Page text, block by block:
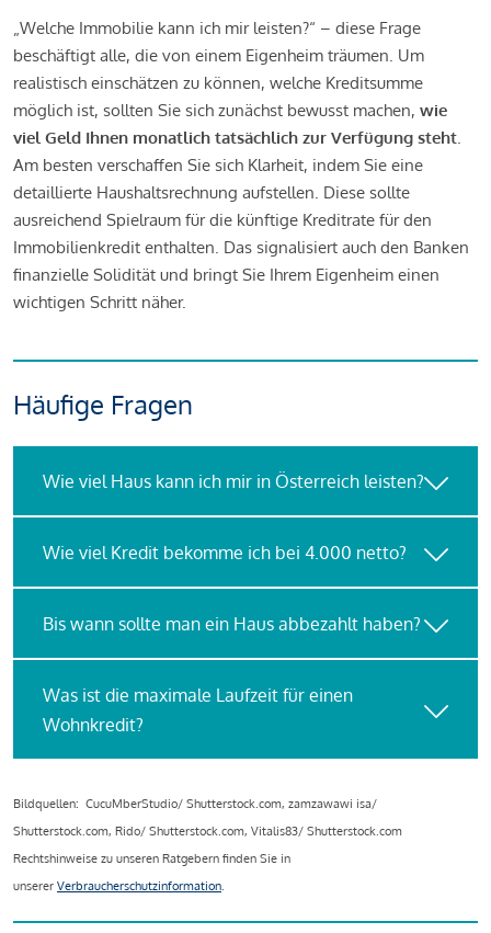
„Welche Immobilie kann ich mir leisten?“ – diese Frage
beschäftigt alle, die von einem Eigenheim träumen. Um
realistisch einschätzen zu können, welche Kreditsumme
möglich ist, sollten Sie sich zunächst bewusst machen, wie
viel Geld Ihnen monatlich tatsächlich zur Verfügung steht.
Am besten verschaffen Sie sich Klarheit, indem Sie eine
detaillierte Haushaltsrechnung aufstellen. Diese sollte
ausreichend Spielraum für die künftige Kreditrate für den
Immobilienkredit enthalten. Das signalisiert auch den Banken
finanzielle Solidität und bringt Sie Ihrem Eigenheim einen
wichtigen Schritt näher.
Häufige Fragen
Wie viel Haus kann ich mir in Österreich leisten?
Wie viel Kredit bekomme ich bei 4.000 netto?
Bis wann sollte man ein Haus abbezahlt haben?
Was ist die maximale Laufzeit für einen
Wohnkredit?
Bildquellen: CucuMberStudio/ Shutterstock.com, zamzawawi isa/
Shutterstock.com, Rido/ Shutterstock.com, Vitalis83/ Shutterstock.com
Rechtshinweise zu unseren Ratgebern finden Sie in
unserer Verbraucherschutzinformation.